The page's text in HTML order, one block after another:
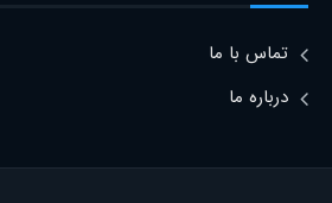
تماس با ما
درباره ما